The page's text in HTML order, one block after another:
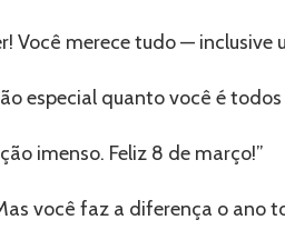
Você merece tudo —
especial quanto você é todos
imenso. Feliz 8 de março!”
você faz a diferença o ano